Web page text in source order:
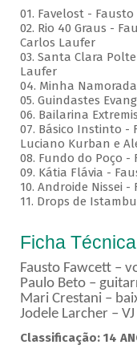
01. Favelost -
02. Rio 40 Graus -
Carlos Laufer
03. Santa Clara
Laufer
04. Minha
05. Guindastes
06. Bailarina
07. Básico Instinto -
Luciano Kurban e
08. Fundo do Poço -
09. Kátia Flávia -
10. Androide Nissei
11. Drops de
Ficha Técnica
Fausto Fawcett –
Paulo Beto –
Mari Crestani –
Jodele Larcher –
Classificação: 14